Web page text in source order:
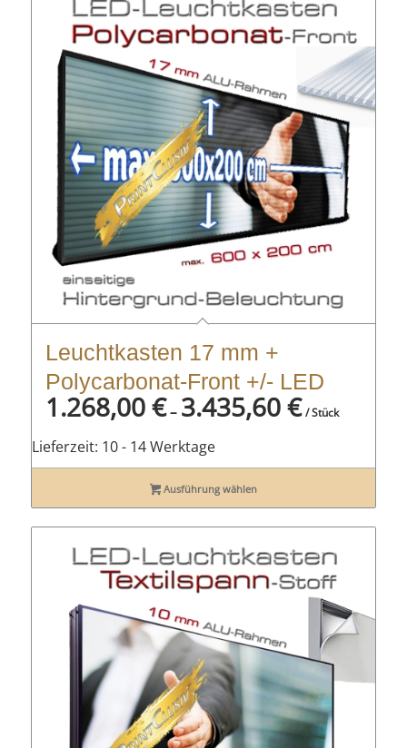
Leuchtkasten 17 mm +
Polycarbonat-Front +/- LED
1.268,00€– 3.435,60€ / Stück
Lieferzeit: 10 - 14 Werktage
Ausführung wählen